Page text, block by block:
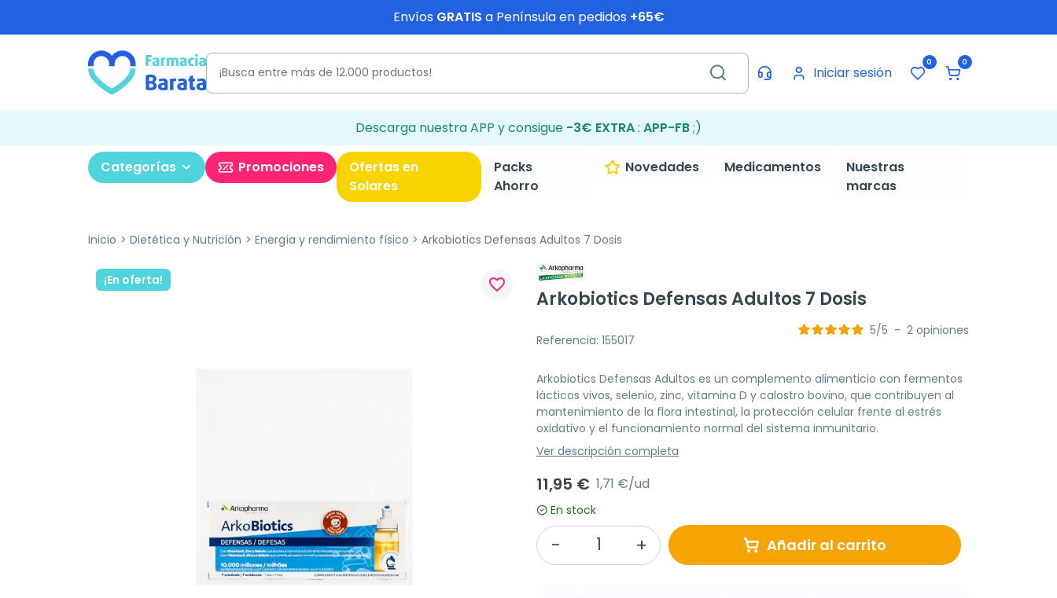
Envíos GRATIS a Península en pedidos +65€
Iniciar sesión
0 0
Descarga nuestra APP y consigue -3€ EXTRA: APP-FB;)
Categorías Promociones
Ofertas en
Solares
Packs
Ahorro
Novedades Medicamentos
Nuestras
marcas
Inicio Dietética y Nutrición Energía y rendimiento físico Arkobiotics Defensas Adultos 7 Dosis
¡En oferta! favorite_border
Arkobiotics Defensas Adultos 7 Dosis
Referencia: 155017
5/5 - 2 opiniones
Arkobiotics Defensas Adultos es un complemento alimenticio con fermentos
lácticos vivos, selenio, zinc, vitamina D y calostro bovino, que contribuyen al
mantenimiento de la flora intestinal, la protección celular frente al estrés
oxidativo y el funcionamiento normal del sistema inmunitario.
Ver descripción completa
11,95 € 1,71 €/ud
En stock
Añadir al carrito